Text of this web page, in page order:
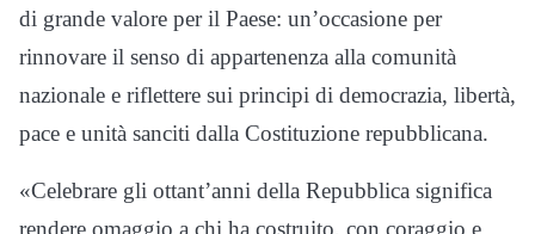
di grande valore per il Paese: un’occasione per
rinnovare il senso di appartenenza alla comunità
nazionale e riflettere sui principi di democrazia, libertà,
pace e unità sanciti dalla Costituzione repubblicana.
«Celebrare gli ottant’anni della Repubblica significa